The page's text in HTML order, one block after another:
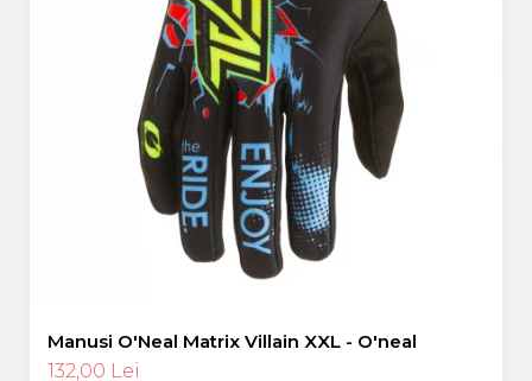
Manusi O'Neal Matrix Villain XXL - O'neal
132,00 Lei